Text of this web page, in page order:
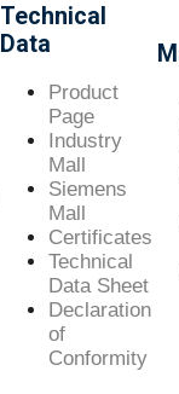
Technical
Data
Product
Page
Industry
Mall
Siemens
Mall
Certificates
Technical
Data Sheet
Declaration
of
Conformity